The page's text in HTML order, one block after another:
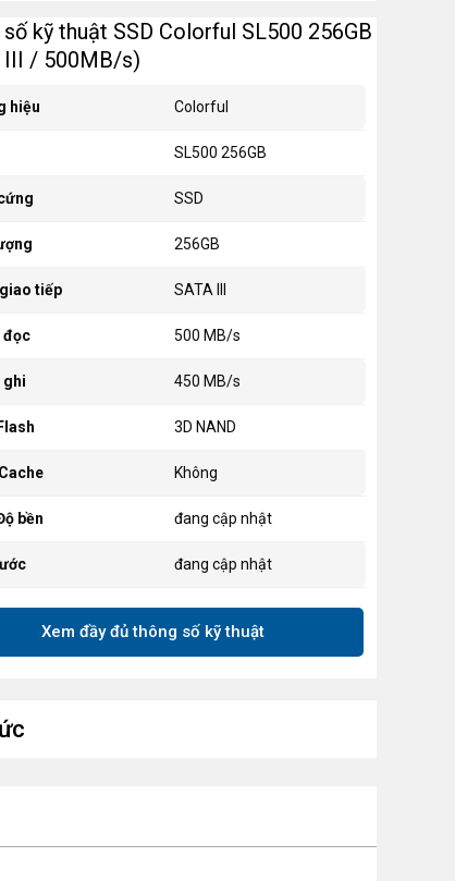
kỹ thuật SSD Colorful SL500 256GB
III / 500MB/s)
hiệu Colorful
SL500 256GB
SSD
256GB
tiếp SATA III
đọc 500 MB/s
ghi 450 MB/s
3D NAND
Không
bền đang cập nhật
đang cập nhật
khác đang cập nhật
Xem đầy đủ thông số kỹ thuật